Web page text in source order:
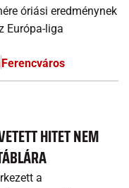
óriási eredménynek
Európa-liga
Ferencváros
HITET NEM
a